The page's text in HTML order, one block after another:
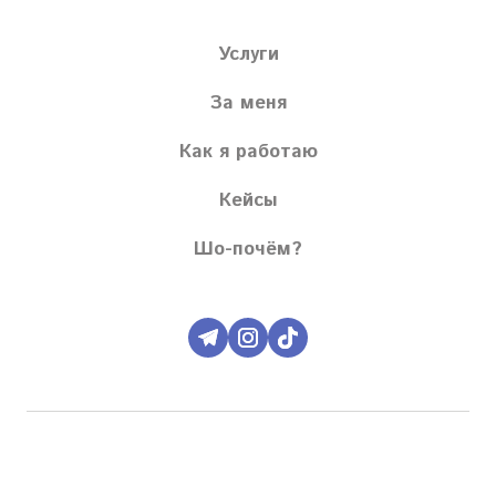
Услуги
За меня
Как я работаю
Кейсы
Шо-почём?